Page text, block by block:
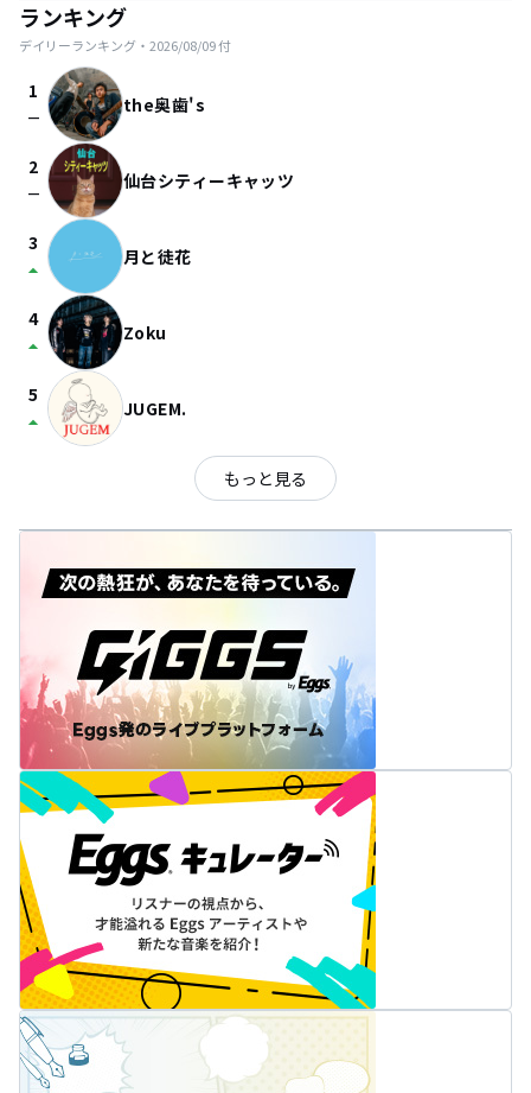
ランキング
デイリーランキング・ 2026/08/09付
1
check_indeterminate_small the奥歯's
2
check_indeterminate_small 仙台シティーキャッツ
3
arrow_drop_up 月と徒花
4
arrow_drop_up Zoku
5
arrow_drop_up JUGEM.
もっと見る